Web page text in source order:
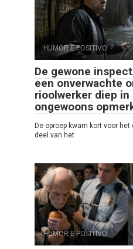
HUMOR E POSITIVO
De gewone
een onverwachte
rioolwerker diep
ongewoons
De oproep kwam kort voor
deel van het
HUMOR E POSITIVO